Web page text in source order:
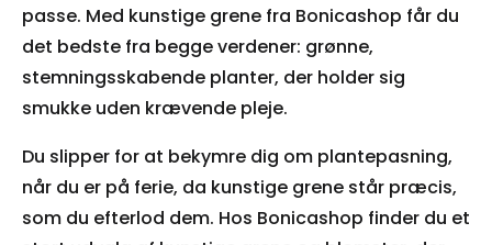
passe. Med kunstige grene fra Bonicashop får du
det bedste fra begge verdener: grønne,
stemningsskabende planter, der holder sig
smukke uden krævende pleje.
Du slipper for at bekymre dig om plantepasning,
når du er på ferie, da kunstige grene står præcis,
som du efterlod dem. Hos Bonicashop finder du et